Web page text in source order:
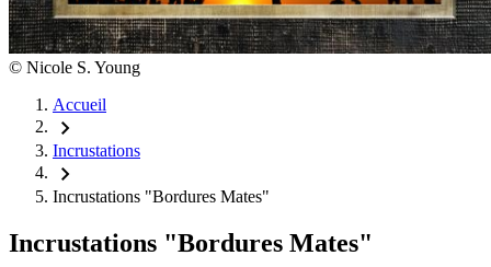
© Nicole S. Young
Accueil
chevron_right
Incrustations
chevron_right
Incrustations "Bordures Mates"
Incrustations "Bordures Mates"